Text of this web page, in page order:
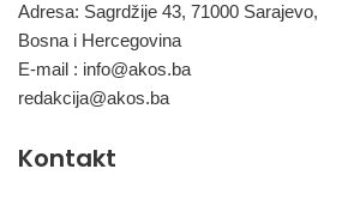
Adresa: Sagrdžije 43, 71000 Sarajevo,
Bosna i Hercegovina
E-mail : info@akos.ba
redakcija@akos.ba
Kontakt